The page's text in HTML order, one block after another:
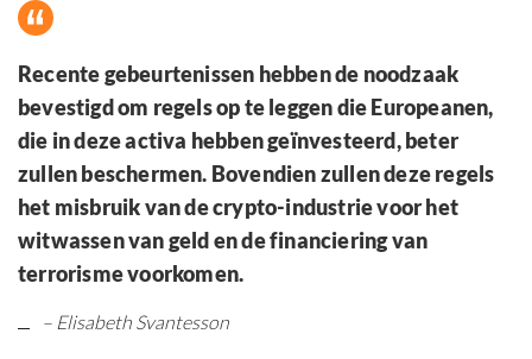
Recente gebeurtenissen hebben de noodzaak
bevestigd om regels op te leggen die Europeanen,
die in deze activa hebben geïnvesteerd, beter
zullen beschermen. Bovendien zullen deze regels
het misbruik van de crypto-industrie voor het
witwassen van geld en de financiering van
terrorisme voorkomen.
– Elisabeth Svantesson